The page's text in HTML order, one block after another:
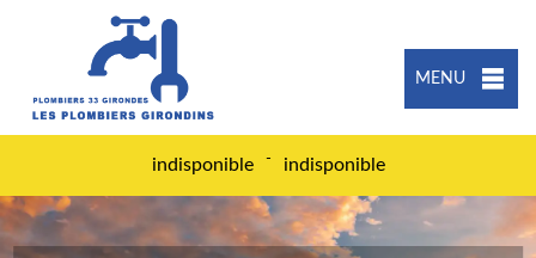
MENU
indisponible - indisponible